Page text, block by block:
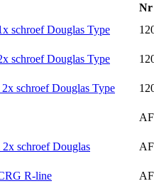
Nr
schroef Douglas Type
schroef Douglas Type
schroef Douglas Type
schroef Douglas
R-line